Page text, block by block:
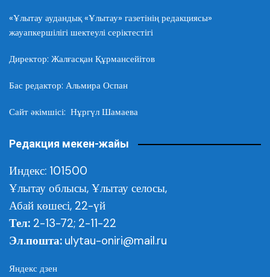
«Ұлытау аудандық «Ұлытау» газетінің редакциясы»
жауапкершілігі шектеулі серіктестігі
Директор: Жалғасқан Құрмансейітов
Бас редактор: Альмира Оспан
Сайт әкімшісі: Нұргүл Шамаева
Редакция мекен-жайы
Индекс: 101500
Ұлытау облысы, Ұлытау селосы,
Абай көшесі, 22-үй
Тел: 2-13-72; 2-11-22
Эл.пошта: ulytau-oniri@mail.ru
Яндекс дзен